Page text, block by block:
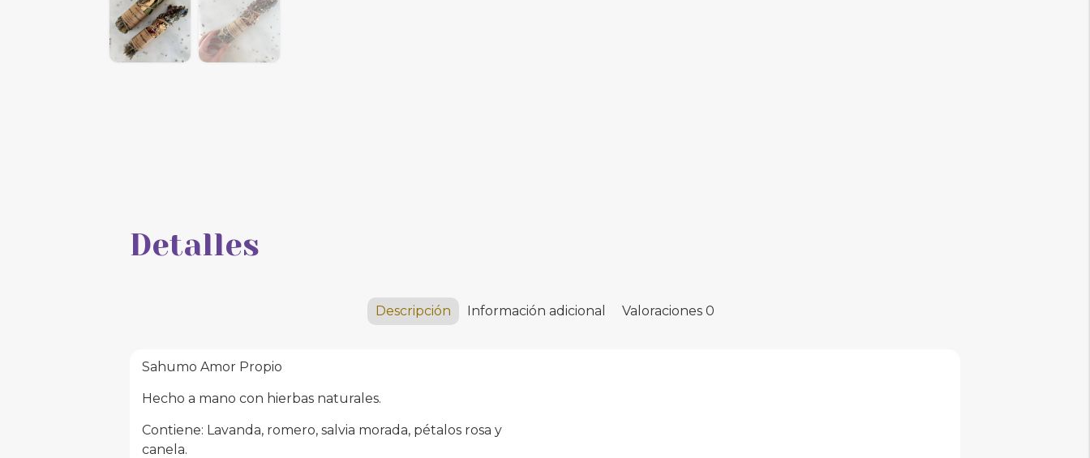
Detalles
Descripción Información adicional Valoraciones 0
Sahumo Amor Propio
Hecho a mano con hierbas naturales.
Contiene: Lavanda, romero, salvia morada, pétalos rosa y
canela.